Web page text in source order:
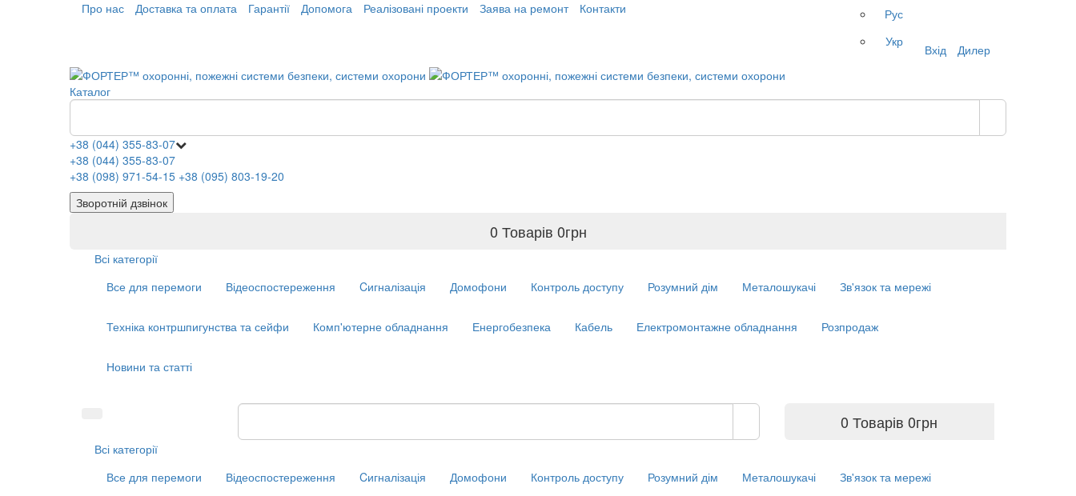
Про нас Доставка та оплата Гарантії Допомога Реалізовані проекти Заява на ремонт Контакти
Рус
Укр
Вхід Дилер
Каталог
+38 (044) 355-83-07
+38 (044) 355-83-07
+38 (098) 971-54-15 +38 (095) 803-19-20
Зворотній дзвінок
0 Товарів 0грн
Всі категорії
Все для перемоги
Відеоспостереження Cигналізація Домофони Контроль доступу Розумний дім Металошукачі Зв'язок та мережі
Техніка контршпигунства та сейфи Комп'ютерне обладнання Енергобезпека Кабель Електромонтажне обладнання Розпродаж
Новини та статті
0 Товарів 0грн
Всі категорії
Все для перемоги
Відеоспостереження Cигналізація Домофони Контроль доступу Розумний дім Металошукачі Зв'язок та мережі